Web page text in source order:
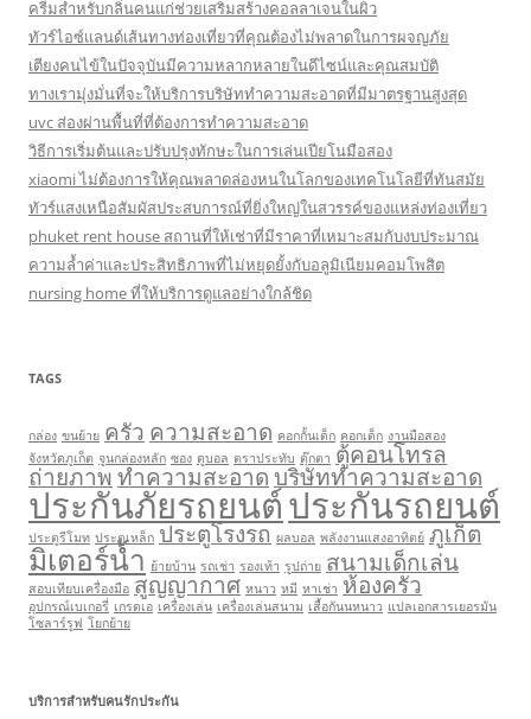
ครีมสำหรับกลิ่นคนแก่ช่วยเสริมสร้างคอลลาเจนในผิว
ทัวร์ไอซ์แลนด์เส้นทางท่องเที่ยวที่คุณต้องไม่พลาดในการผจญภัย
เตียงคนไข้ในปัจจุบันมีความหลากหลายในดีไซน์และคุณสมบัติ
ทางเรามุ่งมั่นที่จะให้บริการบริษัททำความสะอาดที่มีมาตรฐานสูงสุด
uvc ส่องผ่านพื้นที่ที่ต้องการทำความสะอาด
วิธีการเริ่มต้นและปรับปรุงทักษะในการเล่นเปียโนมือสอง
xiaomi ไม่ต้องการให้คุณพลาดล่องหนในโลกของเทคโนโลยีที่ทันสมัย
ทัวร์แสงเหนือสัมผัสประสบการณ์ที่ยิ่งใหญ่ในสวรรค์ของแหล่งท่องเที่ยว
phuket rent house สถานที่ให้เช่าที่มีราคาที่เหมาะสมกับงบประมาณ
ความล้ำค่าและประสิทธิภาพที่ไม่หยุดยั้งกับอลูมิเนียมคอมโพสิต
nursing home ที่ให้บริการดูแลอย่างใกล้ชิด
TAGS
กล่อง ขนย้าย ครัว ความสะอาด คอกกั้นเด็ก คอกเด็ก งานมือสอง
จังหวัดภูเก็ต จูนกล่องหลัก ซอง ดูบอล ตราประทับ ตุ๊กตา ตู้คอนโทรล
ถ่ายภาพทำความสะอาดบริษัททำความสะอาด
ประกันภัยรถยนต์ประกันรถยนต์
ประตูรีโมท ประตูเหล็ก ประตูโรงรถ ผลบอล พลังงานแสงอาทิตย์ ภูเก็ต
มิเตอร์น้ำ ย้ายบ้าน รถเช่า รองเท้า รูปถ่าย สนามเด็กเล่น
สอบเทียบเครื่องมือ สูญญากาศ หนาว หมี หาเช่า ห้องครัว
อุปกรณ์เบเกอรี่ เกรดเอ เครื่องเล่น เครื่องเล่นสนาม เสื้อกันนหนาว แปลเอกสารเยอรมัน
โซลาร์รูฟ โยกย้าย
บริการสำหรับคนรักประกัน